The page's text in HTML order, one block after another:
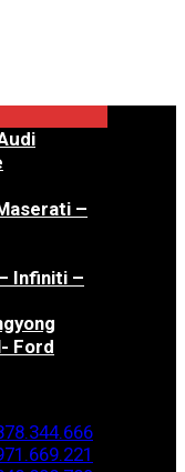
–
Infiniti –
Ford